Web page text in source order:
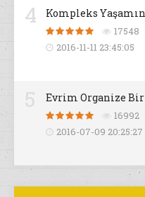
4 Kompleks
17548
2016-11-11 23:45:05
Evrim Organize Bir
16992
2016-07-09 20:25:27